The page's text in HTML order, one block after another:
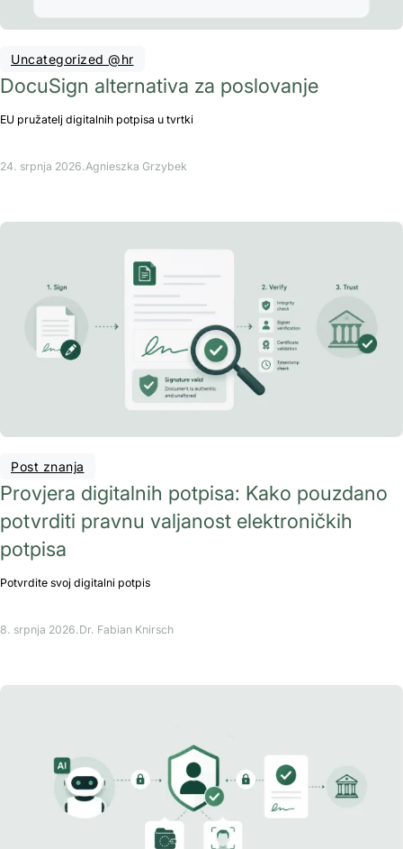
Uncategorized @hr
DocuSign alternativa za poslovanje
EU pružatelj digitalnih potpisa u tvrtki
24. srpnja 2026. Agnieszka Grzybek
Post znanja
Provjera digitalnih potpisa: Kako pouzdano
potvrditi pravnu valjanost elektroničkih
potpisa
Potvrdite svoj digitalni potpis
8. srpnja 2026. Dr. Fabian Knirsch